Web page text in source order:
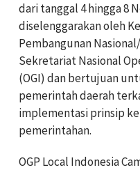
dari tanggal 4 hingga 8
diselenggarakan oleh
Pembangunan
Sekretariat Nasional
(OGI) dan bertujuan
pemerintah daerah
implementasi prinsip
pemerintahan.
OGP Local Indonesia